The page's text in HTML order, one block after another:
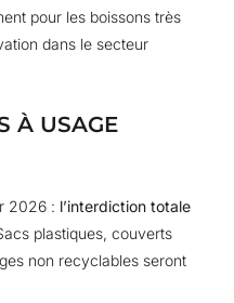
pour les boissons très
dans le secteur
À USAGE
2026 : l’interdiction totale
plastiques, couverts
non recyclables seront